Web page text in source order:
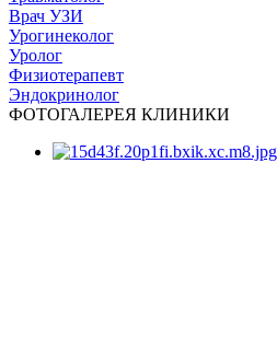
Врач УЗИ
Урогинеколог
Уролог
Физиотерапевт
Эндокринолог
ФОТОГАЛЕРЕЯ КЛИНИКИ